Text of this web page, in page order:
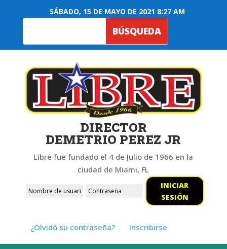
SÁBADO, 15 DE MAYO DE 2021 8:27 AM
DIRECTOR
DEMETRIO PEREZ JR
Libre fue fundado el 4 de Julio de 1966 en la
ciudad de Miami, FL
INICIAR
SESIÓN
¿Olvidó su contraseña? Inscribirse